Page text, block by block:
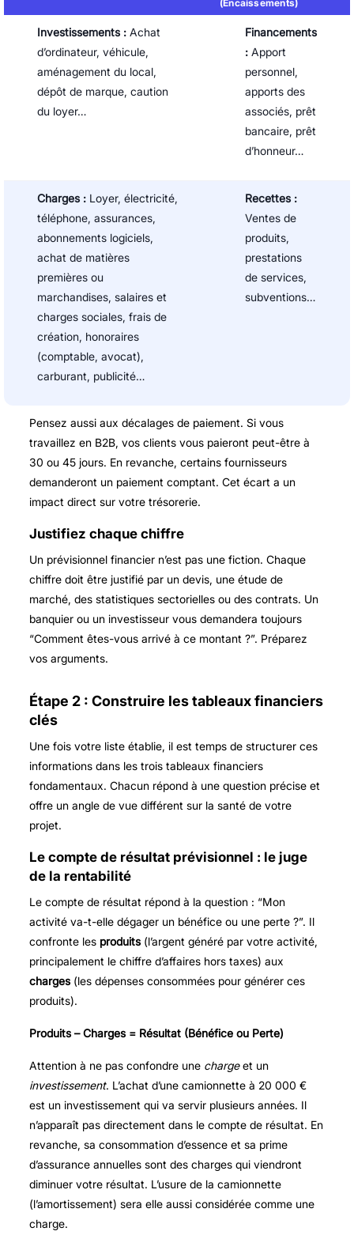
(Encaissements)
Investissements :Achat
d’ordinateur, véhicule,
aménagement du local,
dépôt de marque, caution
du loyer…
Financements
:Apport
personnel,
apports des
associés, prêt
bancaire, prêt
d’honneur…
Charges :Loyer, électricité,
téléphone, assurances,
abonnements logiciels,
achat de matières
premières ou
marchandises, salaires et
charges sociales, frais de
création, honoraires
(comptable, avocat),
carburant, publicité…
Recettes :
Ventes de
produits,
prestations
de services,
subventions…
Pensez aussi aux décalages de paiement. Si vous
travaillez en B2B, vos clients vous paieront peut-être à
30 ou 45 jours. En revanche, certains fournisseurs
demanderont un paiement comptant. Cet écart a un
impact direct sur votre trésorerie.
Justifiez chaque chiffre
Un prévisionnel financier n’est pas une fiction. Chaque
chiffre doit être justifié par un devis, une étude de
marché, des statistiques sectorielles ou des contrats. Un
banquier ou un investisseur vous demandera toujours
“Comment êtes-vous arrivé à ce montant ?”. Préparez
vos arguments.
Étape 2 : Construire les tableaux financiers
clés
Une fois votre liste établie, il est temps de structurer ces
informations dans les trois tableaux financiers
fondamentaux. Chacun répond à une question précise et
offre un angle de vue différent sur la santé de votre
projet.
Le compte de résultat prévisionnel : le juge
de la rentabilité
Le compte de résultat répond à la question : “Mon
activité va-t-elle dégager un bénéfice ou une perte ?”. Il
confronte les produits(l’argent généré par votre activité,
principalement le chiffre d’affaires hors taxes) aux
charges(les dépenses consommées pour générer ces
produits).
Produits – Charges = Résultat (Bénéfice ou Perte)
Attention à ne pas confondre une chargeet un
investissement. L’achat d’une camionnette à 20 000 €
est un investissement qui va servir plusieurs années. Il
n’apparaît pas directement dans le compte de résultat. En
revanche, sa consommation d’essence et sa prime
d’assurance annuelles sont des charges qui viendront
diminuer votre résultat. L’usure de la camionnette
(l’amortissement) sera elle aussi considérée comme une
charge.